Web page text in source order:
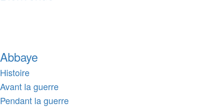
Abbaye
Histoire
Avant la guerre
Pendant la guerre